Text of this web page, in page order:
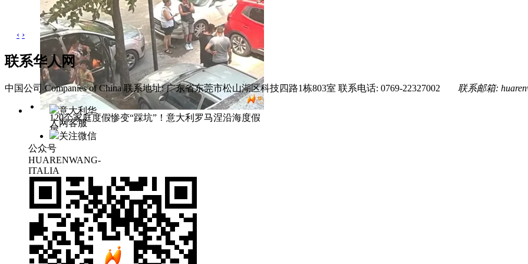
120个家庭度假惨变“踩坑”！意大利罗马涅沿海度假
屋
‹ ›
联系华人网
中国公司 Companies of China 联系地址: 广东省东莞市松山湖区科技四路1栋803室 联系电话: 0769-22327002 联系邮箱:
意大利华
人网客服
关注微信
公众号
HUARENWANG-
ITALIA